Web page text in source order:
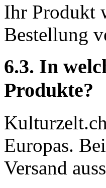
Ihr Produkt
Bestellung
6.3. In
Produkte?
Europas.
Versand